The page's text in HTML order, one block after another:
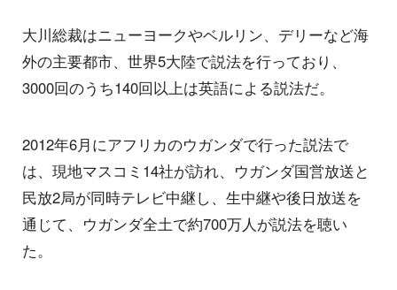
大川総裁はニューヨークやベルリン、デリーなど海
外の主要都市、世界5大陸で説法を行っており、
3000回のうち140回以上は英語による説法だ。
2012年6月にアフリカのウガンダで行った説法で
は、現地マスコミ14社が訪れ、ウガンダ国営放送と
民放2局が同時テレビ中継し、生中継や後日放送を
通じて、ウガンダ全土で約700万人が説法を聴い
た。